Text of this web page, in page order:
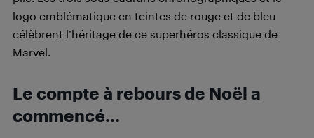
logo emblématique en teintes de rouge et de bleu
célèbrent l’héritage de ce superhéros classique de
Marvel.
Le compte à rebours de Noël a
commencé…